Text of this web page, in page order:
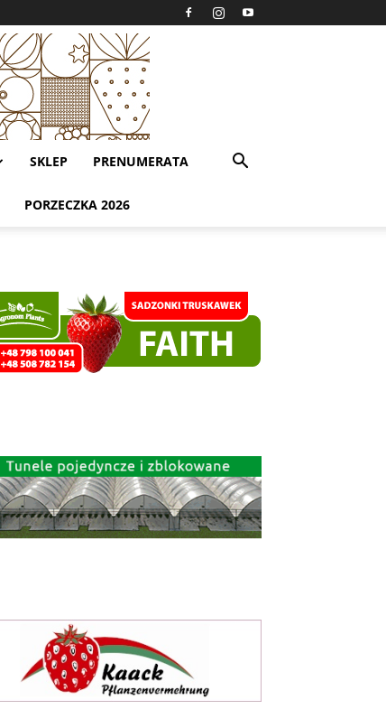
SKLEP PRENUMERATA
PORZECZKA 2026